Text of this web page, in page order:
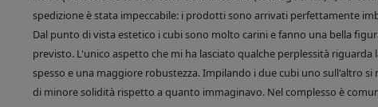
spedizione è stata impeccabile: i prodotti sono arrivati perfettamente
Dal punto di vista estetico i cubi sono molto carini e fanno una bella
previsto. L'unico aspetto che mi ha lasciato qualche perplessità
spesso e una maggiore robustezza. Impilando i due cubi uno sull'altro si
di minore solidità rispetto a quanto immaginavo. Nel complesso è